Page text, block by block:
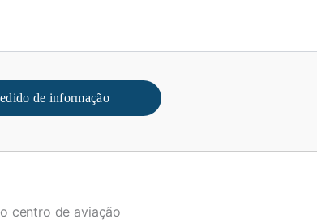
de informação
centro de aviação